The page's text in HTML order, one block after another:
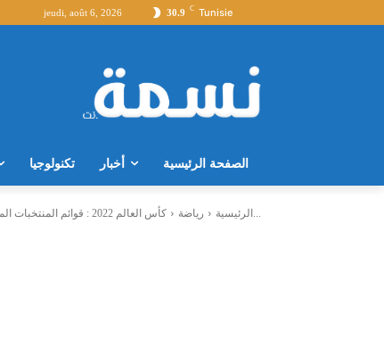
30.9 C Tunisie
jeudi, août 6, 2026
الصفحة الرئيسية أخبار تكنولوجيا
الرئيسية رياضة
كأس العالم 2022 : قوائم المنتخبات المشاركة في مونديال قطر ( متابعة...